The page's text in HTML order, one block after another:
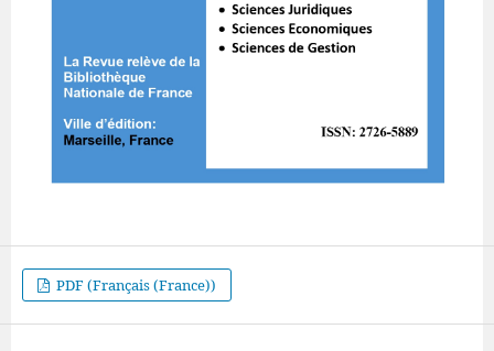
PDF (Français (France))